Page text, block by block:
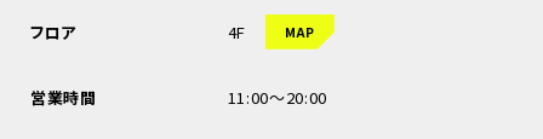
フロア 4F MAP
営業時間 11:00～20:00